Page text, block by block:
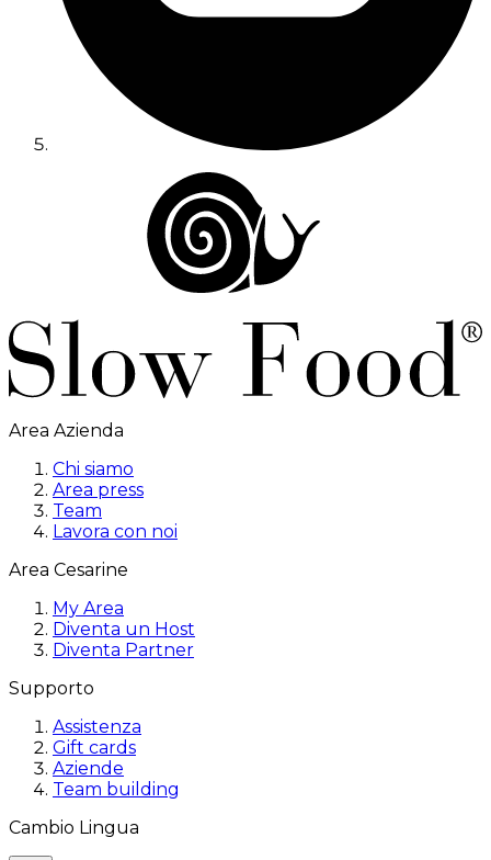
Area Azienda
Chi siamo
Area press
Team
Lavora con noi
Area Cesarine
My Area
Diventa un Host
Diventa Partner
Supporto
Assistenza
Gift cards
Aziende
Team building
Cambio Lingua